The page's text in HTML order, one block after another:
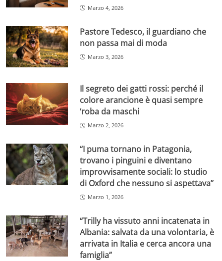
Marzo 4, 2026
Pastore Tedesco, il guardiano che
non passa mai di moda
Marzo 3, 2026
Il segreto dei gatti rossi: perché il
colore arancione è quasi sempre
‘roba da maschi
Marzo 2, 2026
“I puma tornano in Patagonia,
trovano i pinguini e diventano
improvvisamente sociali: lo studio
di Oxford che nessuno si aspettava”
Marzo 1, 2026
“Trilly ha vissuto anni incatenata in
Albania: salvata da una volontaria, è
arrivata in Italia e cerca ancora una
famiglia”